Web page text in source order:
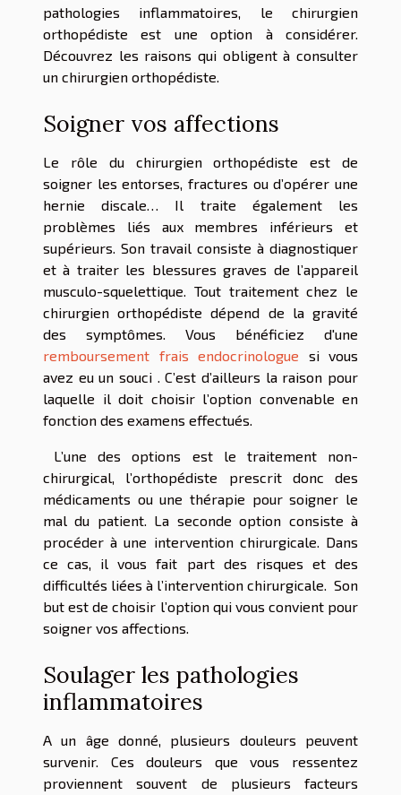
pathologies inflammatoires, le chirurgien
orthopédiste est une option à considérer.
Découvrez les raisons qui obligent à consulter
un chirurgien orthopédiste.
Soigner vos affections
Le rôle du chirurgien orthopédiste est de
soigner les entorses, fractures ou d’opérer une
hernie discale… Il traite également les
problèmes liés aux membres inférieurs et
supérieurs. Son travail consiste à diagnostiquer
et à traiter les blessures graves de l’appareil
musculo-squelettique. Tout traitement chez le
chirurgien orthopédiste dépend de la gravité
des symptômes. Vous bénéficiez d'une
remboursement frais endocrinologue si vous
avez eu un souci . C’est d’ailleurs la raison pour
laquelle il doit choisir l’option convenable en
fonction des examens effectués.
L’une des options est le traitement non-
chirurgical, l’orthopédiste prescrit donc des
médicaments ou une thérapie pour soigner le
mal du patient. La seconde option consiste à
procéder à une intervention chirurgicale. Dans
ce cas, il vous fait part des risques et des
difficultés liées à l’intervention chirurgicale. Son
but est de choisir l’option qui vous convient pour
soigner vos affections.
Soulager les pathologies
inflammatoires
A un âge donné, plusieurs douleurs peuvent
survenir. Ces douleurs que vous ressentez
proviennent souvent de plusieurs facteurs